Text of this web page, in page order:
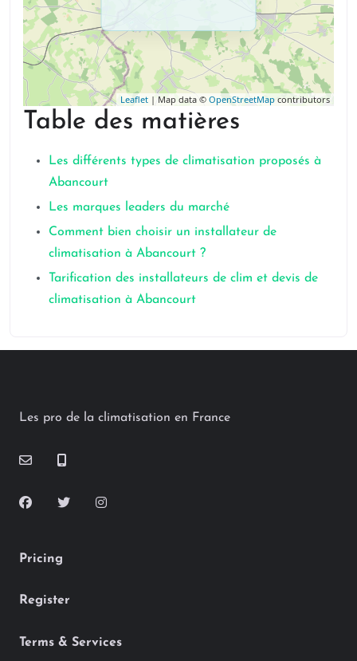
Leaflet | Map data © OpenStreetMap contributors
Table des matières
Les différents types de climatisation proposés à
Abancourt
Les marques leaders du marché
Comment bien choisir un installateur de
climatisation à Abancourt ?
Tarification des installateurs de clim et devis de
climatisation à Abancourt
Les pro de la climatisation en France
Pricing
Register
Terms & Services